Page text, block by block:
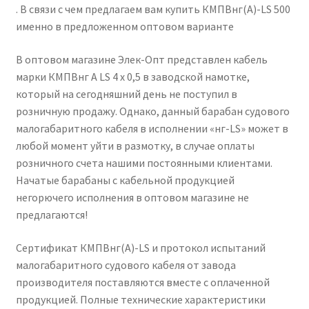
. В связи с чем предлагаем вам купить КМПВнг(А)-LS 500
именно в предложенном оптовом варианте
В оптовом магазине Элек-Опт представлен кабель
марки КМПВнг А LS 4 х 0,5 в заводской намотке,
который на сегодняшний день не поступил в
розничную продажу. Однако, данный барабан судового
малогабаритного кабеля в исполнении «нг-LS» может в
любой момент уйти в размотку, в случае оплаты
розничного счета нашими постоянными клиентами.
Начатые барабаны с кабельной продукцией
негорючего исполнения в оптовом магазине не
предлагаются!
Сертификат КМПВнг(А)-LS и протокол испытаний
малогабаритного судового кабеля от завода
производителя поставляются вместе с оплаченной
продукцией. Полные технические характеристики